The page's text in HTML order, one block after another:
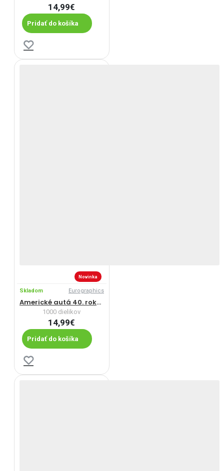
14,99€
Pridať do košíka
Novinka
Skladom Eurographics
Americké autá 40. rokov
1000 dielikov
14,99€
Pridať do košíka